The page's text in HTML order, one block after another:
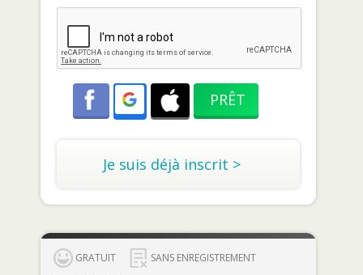
Je suis déjà inscrit >
GRATUIT
SANS ENREGISTREMENT